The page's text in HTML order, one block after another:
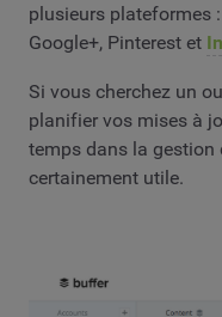
plusieurs plateformes
Google+, Pinterest et
Si vous cherchez un
planifier vos mises à
temps dans la gestion
certainement utile.